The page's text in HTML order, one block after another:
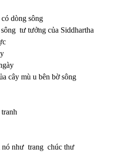
dòng sông
tư tưởng của Siddhartha
cây mù u bên bờ sông
như trang chúc thư